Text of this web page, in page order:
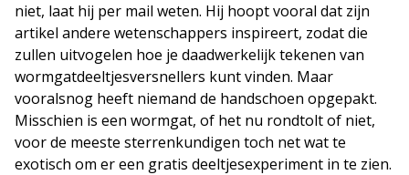
niet, laat hij per mail weten. Hij hoopt vooral dat zijn
artikel andere wetenschappers inspireert, zodat die
zullen uitvogelen hoe je daadwerkelijk tekenen van
wormgatdeeltjesversnellers kunt vinden. Maar
vooralsnog heeft niemand de handschoen opgepakt.
Misschien is een wormgat, of het nu rondtolt of niet,
voor de meeste sterrenkundigen toch net wat te
exotisch om er een gratis deeltjesexperiment in te zien.